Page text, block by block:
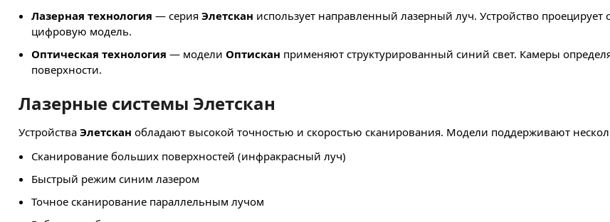
Лазерная технология — серия Элетскан использует направленный лазерный луч. Устройство
цифровую модель.
Оптическая технология — модели Оптискан применяют структурированный синий свет. Камеры
поверхности.
Лазерные системы Элетскан
Устройства Элетскан обладают высокой точностью и скоростью сканирования. Модели поддерживают
Сканирование больших поверхностей (инфракрасный луч)
Быстрый режим синим лазером
Точное сканирование параллельным лучом